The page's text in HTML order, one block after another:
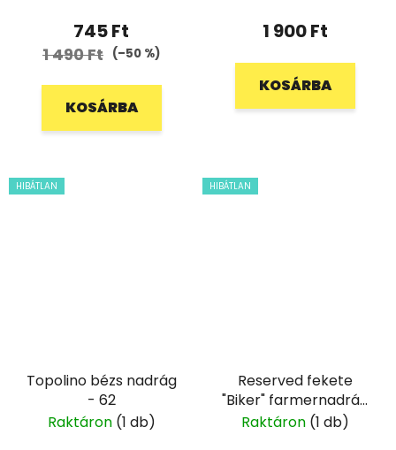
745 Ft
1 490 Ft (–50 %)
KOSÁRBA
1 900 Ft
KOSÁRBA
HIBÁTLAN
Topolino bézs nadrág
- 62
Raktáron (1 db)
HIBÁTLAN
Reserved fekete
"Biker" farmernadrág
- 140
Raktáron (1 db)